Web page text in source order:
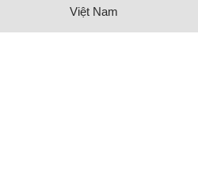
Việt Nam